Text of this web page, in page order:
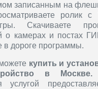
записанным на
ролик с
Скачиваете
о камерах и постах
в дороге программы.
купить и
в Москве.
услугой